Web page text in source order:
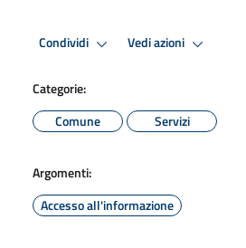
Condividi Vedi azioni
Categorie:
Comune
Servizi
Argomenti:
Accesso all'informazione